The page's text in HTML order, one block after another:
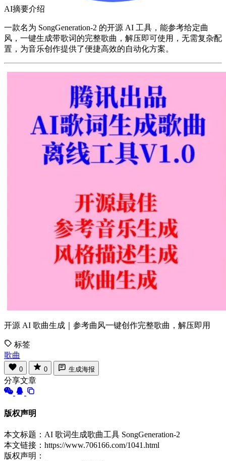
AI摘要介绍
一款名为 SongGeneration-2 的开源 AI 工具，能参考给定曲
风，一键生成带歌词的完整歌曲，解压即可使用，无需复杂配
置，为音乐创作提供了便捷高效的自动化方案。
开源 AI 歌曲生成｜参考曲风一键创作完整歌曲，解压即用
标签
歌曲
0 0 生成海报
分享文章
版权声明
本文标题：AI 歌词生成歌曲工具 SongGeneration-2
本文链接：https://www.706166.com/1041.html
版权声明：